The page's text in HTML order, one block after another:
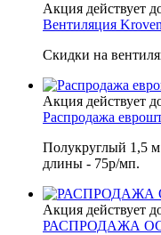
Акция действует
Вентиляция
Скидки на
Акция действует
Распродажа
Полукруглый 1,5
длины - 75р/мп.
Акция действует
РАСПРОДАЖА